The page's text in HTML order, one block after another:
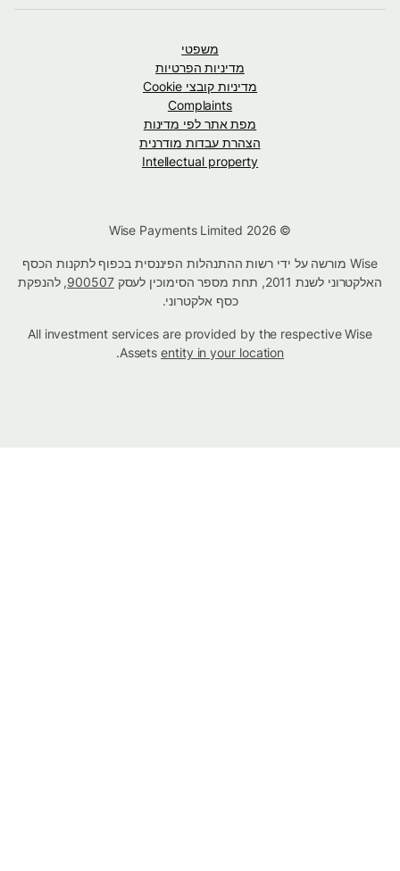
משפטי
מדיניות הפרטיות
מדיניות קובצי Cookie
Complaints
מפת אתר לפי מדינות
הצהרת עבדות מודרנית
Intellectual property
Wise מורשה על ידי רשות ההתנהלות הפיננסית בכפוף לתקנות הכסף
האלקטרוני לשנת 2011, תחת מספר הסימוכין לעסק
900507, להנפקת
כסף אלקטרוני.
All investment services are provided by the respective Wise
Assetsentity in your location
.